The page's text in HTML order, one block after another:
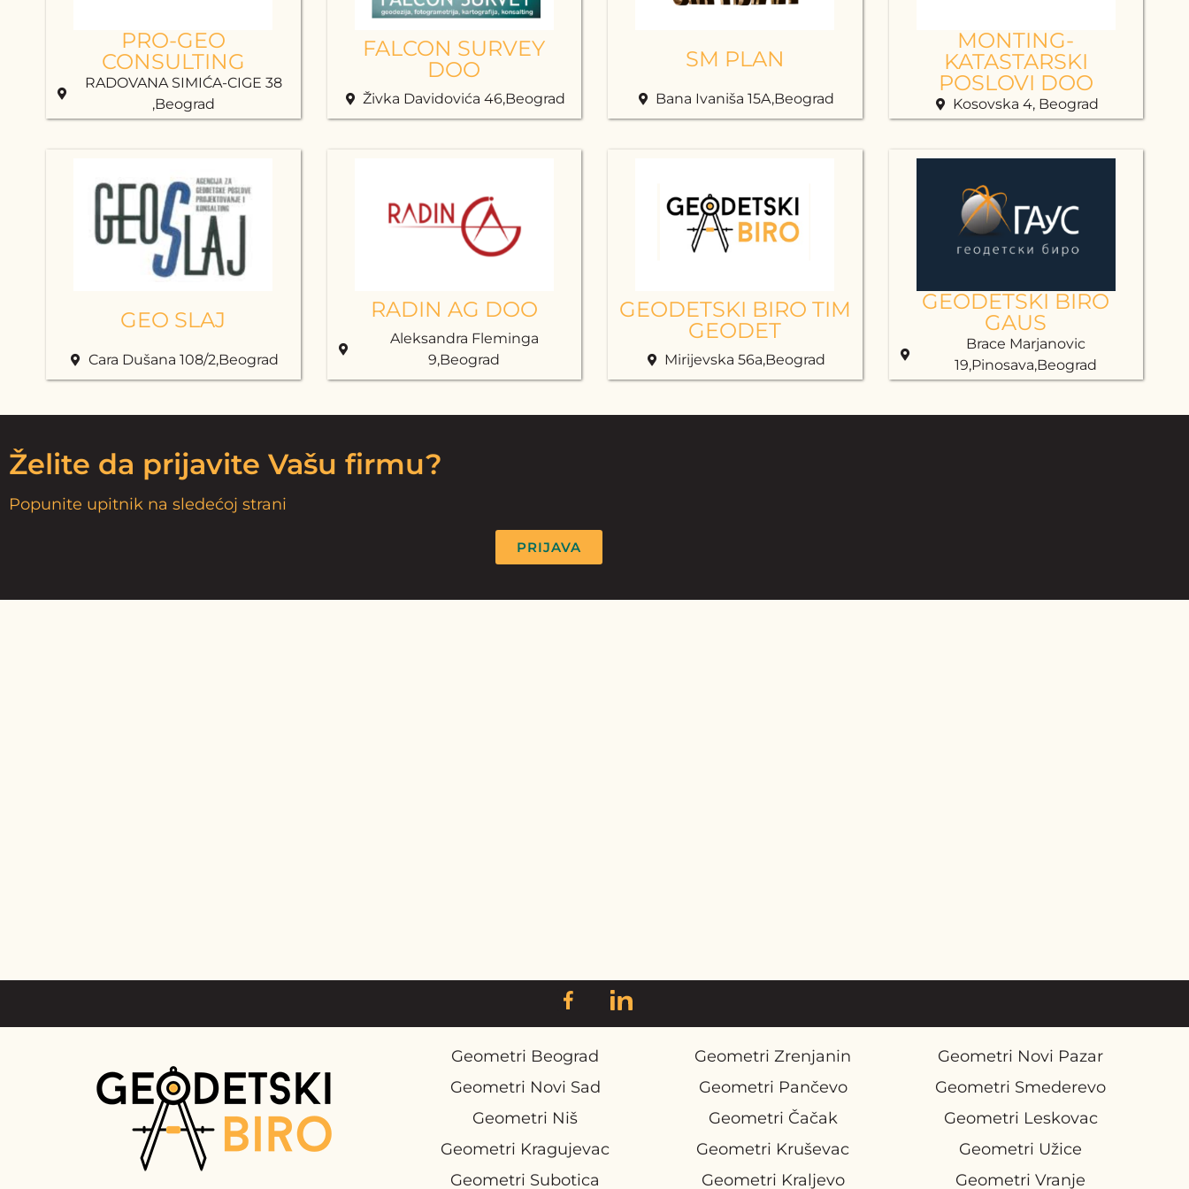
PRO-GEO
CONSULTING
RADOVANA SIMIĆA-CIGE 38
,Beograd
FALCON SURVEY
DOO
Živka Davidovića 46,Beograd
SM PLAN
Bana Ivaniša 15A,Beograd
MONTING-
KATASTARSKI
POSLOVI DOO
Kosovska 4, Beograd
GEO SLAJ
Cara Dušana 108/2,Beograd
RADIN AG DOO
Aleksandra Fleminga
9,Beograd
GEODETSKI BIRO TIM
GEODET
Mirijevska 56a,Beograd
GEODETSKI BIRO
GAUS
Brace Marjanovic
19,Pinosava,Beograd
Želite da prijavite Vašu firmu?
Popunite upitnik na sledećoj strani
PRIJAVA
Geometri Beograd
Geometri Novi Sad
Geometri Niš
Geometri Kragujevac
Geometri Subotica
Geometri Zrenjanin
Geometri Pančevo
Geometri Čačak
Geometri Kruševac
Geometri Kraljevo
Geometri Novi Pazar
Geometri Smederevo
Geometri Leskovac
Geometri Užice
Geometri Vranje